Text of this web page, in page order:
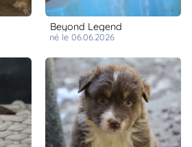
Beyond Legend
né le 06.06.2026